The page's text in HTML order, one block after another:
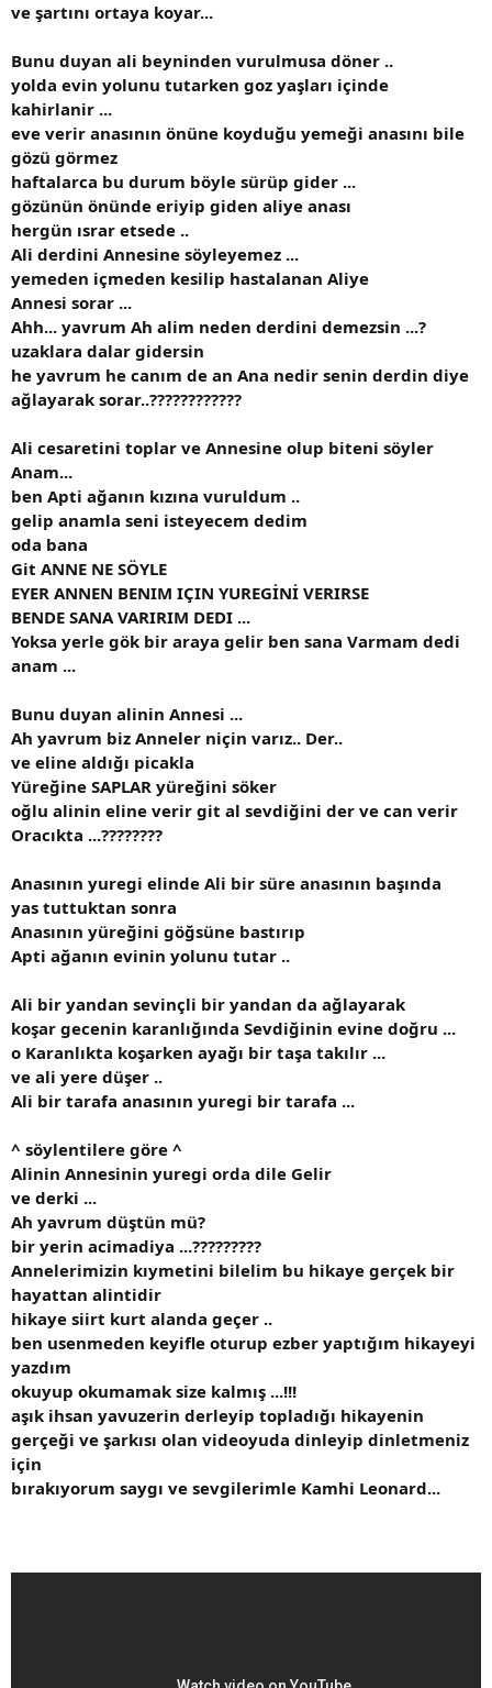
ve şartını ortaya koyar...
Bunu duyan ali beyninden vurulmusa döner ..
yolda evin yolunu tutarken goz yaşları içinde
kahirlanir ...
eve verir anasının önüne koyduğu yemeği anasını bile
gözü görmez
haftalarca bu durum böyle sürüp gider ...
gözünün önünde eriyip giden aliye anası
hergün ısrar etsede ..
Ali derdini Annesine söyleyemez ...
yemeden içmeden kesilip hastalanan Aliye
Annesi sorar ...
Ahh... yavrum Ah alim neden derdini demezsin ...?
uzaklara dalar gidersin
he yavrum he canım de an Ana nedir senin derdin diye
ağlayarak sorar..????????????
Ali cesaretini toplar ve Annesine olup biteni söyler
Anam...
ben Apti ağanın kızına vuruldum ..
gelip anamla seni isteyecem dedim
oda bana
Git ANNE NE SÖYLE
EYER ANNEN BENIM IÇIN YUREGİNİ VERIRSE
BENDE SANA VARIRIM DEDI ...
Yoksa yerle gök bir araya gelir ben sana Varmam dedi
anam ...
Bunu duyan alinin Annesi ...
Ah yavrum biz Anneler niçin varız.. Der..
ve eline aldığı picakla
Yüreğine SAPLAR yüreğini söker
oğlu alinin eline verir git al sevdiğini der ve can verir
Oracıkta ...????????
Anasının yuregi elinde Ali bir süre anasının başında
yas tuttuktan sonra
Anasının yüreğini göğsüne bastırıp
Apti ağanın evinin yolunu tutar ..
Ali bir yandan sevinçli bir yandan da ağlayarak
koşar gecenin karanlığında Sevdiğinin evine doğru ...
o Karanlıkta koşarken ayağı bir taşa takılır ...
ve ali yere düşer ..
Ali bir tarafa anasının yuregi bir tarafa ...
^ söylentilere göre ^
Alinin Annesinin yuregi orda dile Gelir
ve derki ...
Ah yavrum düştün mü?
bir yerin acimadiya ...?????????
Annelerimizin kıymetini bilelim bu hikaye gerçek bir
hayattan alintidir
hikaye siirt kurt alanda geçer ..
ben usenmeden keyifle oturup ezber yaptığım hikayeyi
yazdım
okuyup okumamak size kalmış ...!!!
aşık ihsan yavuzerin derleyip topladığı hikayenin
gerçeği ve şarkısı olan videoyuda dinleyip dinletmeniz
için
bırakıyorum saygı ve sevgilerimle Kamhi Leonard...